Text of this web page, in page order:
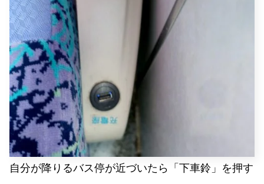
自分が降りるバス停が近づいたら「下車鈴」を押す